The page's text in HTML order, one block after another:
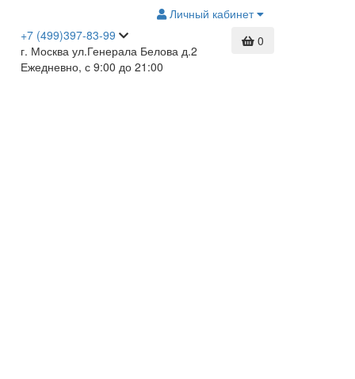
Личный кабинет
+7 (499)397-83-99
г. Москва ул.Генерала Белова д.2
Ежедневно, с 9:00 до 21:00
0